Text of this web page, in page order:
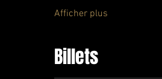
Afficher plus
Billets